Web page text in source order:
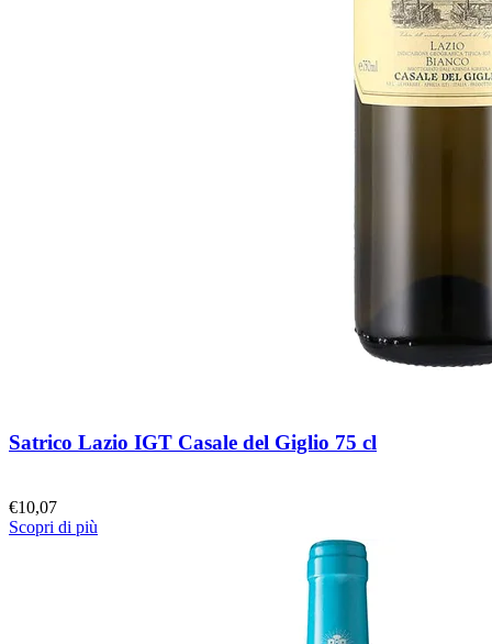
Satrico Lazio IGT Casale del Giglio 75 cl
€10,07
Scopri di più